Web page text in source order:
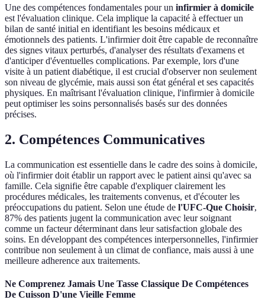
Une des compétences fondamentales pour un infirmier à domicile
est l'évaluation clinique. Cela implique la capacité à effectuer un
bilan de santé initial en identifiant les besoins médicaux et
émotionnels des patients. L'infirmier doit être capable de reconnaître
des signes vitaux perturbés, d'analyser des résultats d'examens et
d'anticiper d'éventuelles complications. Par exemple, lors d'une
visite à un patient diabétique, il est crucial d'observer non seulement
son niveau de glycémie, mais aussi son état général et ses capacités
physiques. En maîtrisant l'évaluation clinique, l'infirmier à domicile
peut optimiser les soins personnalisés basés sur des données
précises.
2. Compétences Communicatives
La communication est essentielle dans le cadre des soins à domicile,
où l'infirmier doit établir un rapport avec le patient ainsi qu'avec sa
famille. Cela signifie être capable d'expliquer clairement les
procédures médicales, les traitements convenus, et d'écouter les
préoccupations du patient. Selon une étude de l'UFC-Que Choisir,
87% des patients jugent la communication avec leur soignant
comme un facteur déterminant dans leur satisfaction globale des
soins. En développant des compétences interpersonnelles, l'infirmier
contribue non seulement à un climat de confiance, mais aussi à une
meilleure adherence aux traitements.
Ne Comprenez Jamais Une Tasse Classique De Compétences
De Cuisson D'une Vieille Femme